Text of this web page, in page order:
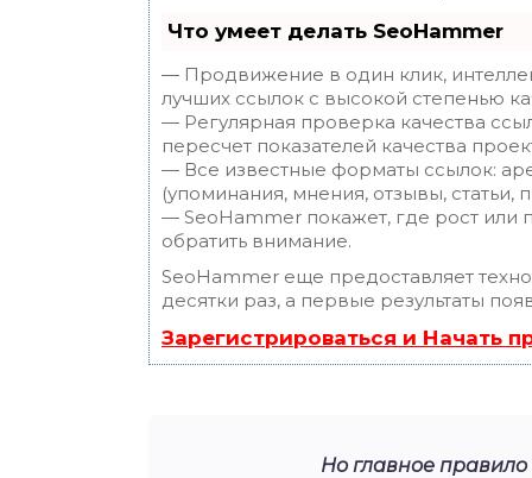
Что умеет делать SeoHammer
— Продвижение в один клик,
лучших ссылок с высокой степенью
— Регулярная проверка качества
пересчет показателей качества
— Все известные форматы ссылок:
(упоминания, мнения, отзывы, статьи,
— SeoHammer покажет, где рост или
обратить внимание.
SeoHammer еще предоставляет
десятки раз, а первые результаты
Зарегистрироваться и Начать
Но главное правило